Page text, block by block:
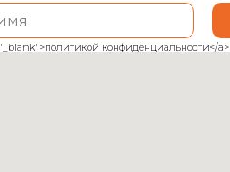
конфиденциальности</a>